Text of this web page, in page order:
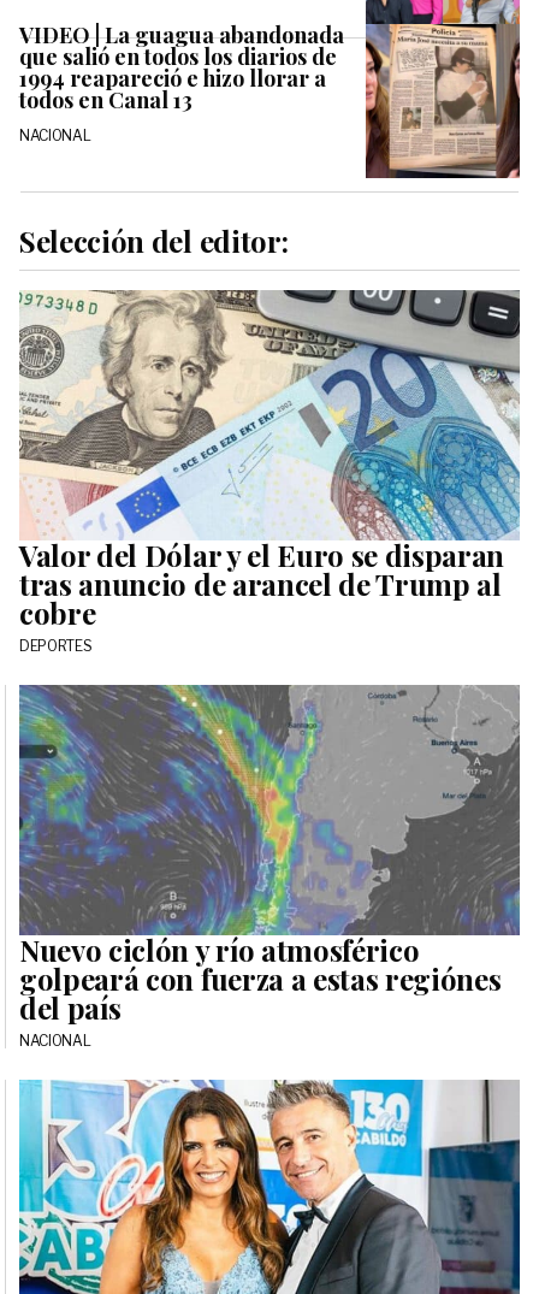
VIDEO | La guagua abandonada
que salió en todos los diarios de
1994 reapareció e hizo llorar a
todos en Canal 13
NACIONAL
Selección del editor:
Valor del Dólar y el Euro se disparan
tras anuncio de arancel de Trump al
cobre
DEPORTES
Nuevo ciclón y río atmosférico
golpeará con fuerza a estas regiónes
del país
NACIONAL